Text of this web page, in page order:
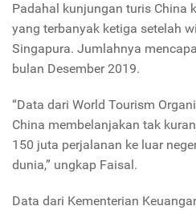
Padahal kunjungan turis China
yang terbanyak ketiga setelah
Singapura. Jumlahnya
bulan Desember 2019.
“Data dari World Tourism
China membelanjakan tak
150 juta perjalanan ke luar
dunia,” ungkap Faisal.
Data dari Kementerian